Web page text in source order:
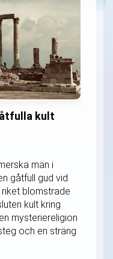
kult
män i
gåtfull gud vid
blomstrade
kult kring
mysteriereligion
och en sträng